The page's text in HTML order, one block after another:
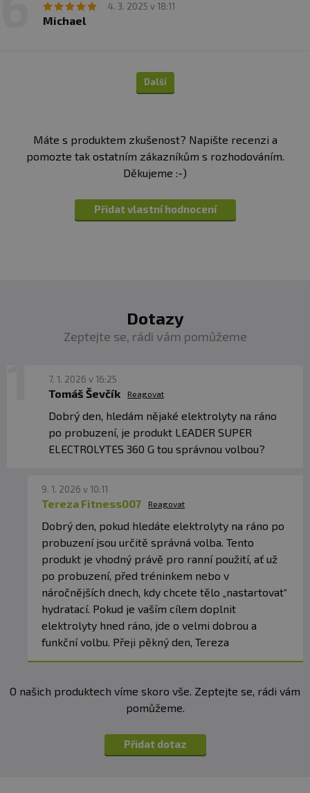
4. 3. 2025 v 18:11
Michael
Další
Máte s produktem zkušenost? Napište recenzi a
pomozte tak ostatním zákazníkům s rozhodováním.
Děkujeme :-)
Přidat vlastní hodnocení
Dotazy
Zeptejte se, rádi vám pomůžeme
7. 1. 2026 v 16:25
Tomáš Ševčík Reagovat
Dobrý den, hledám nějaké elektrolyty na ráno
po probuzení, je produkt LEADER SUPER
ELECTROLYTES 360 G tou správnou volbou?
9. 1. 2026 v 10:11
Tereza Fitness007 Reagovat
Dobrý den, pokud hledáte elektrolyty na ráno po
probuzení jsou určitě správná volba. Tento
produkt je vhodný právě pro ranní použití, ať už
po probuzení, před tréninkem nebo v
náročnějších dnech, kdy chcete tělo „nastartovat“
hydratací. Pokud je vaším cílem doplnit
elektrolyty hned ráno, jde o velmi dobrou a
funkční volbu. Přeji pěkný den, Tereza
O našich produktech víme skoro vše. Zeptejte se, rádi vám
pomůžeme.
Přidat dotaz